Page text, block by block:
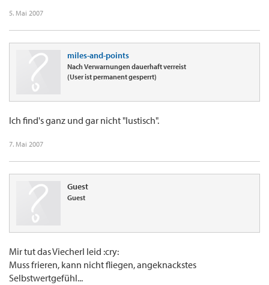
5. Mai 2007
miles-and-points
Nach Verwarnungen dauerhaft verreist
(User ist permanent gesperrt)
Ich find's ganz und gar nicht "lustisch".
7. Mai 2007
Guest
Guest
Mir tut das Viecherl leid :cry:
Muss frieren, kann nicht fliegen, angeknackstes
Selbstwertgefühl...